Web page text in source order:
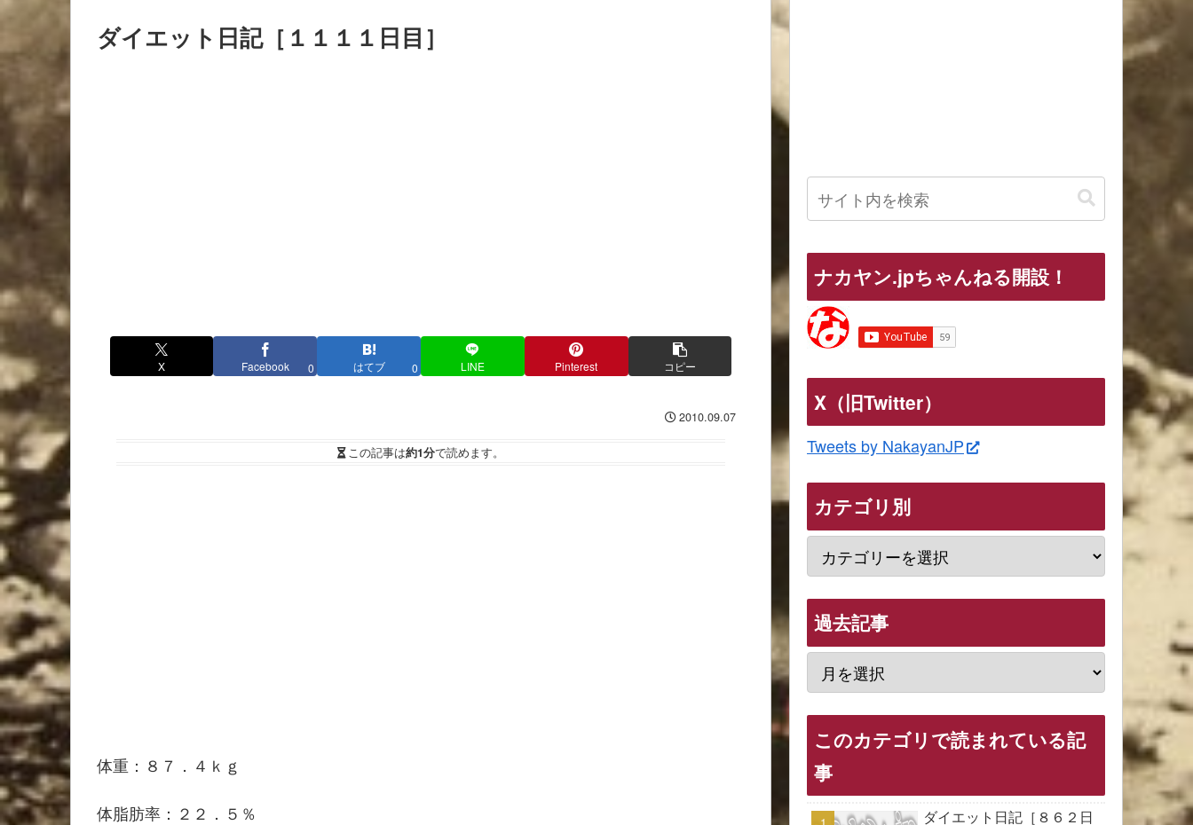
ダイエット日記［１１１１日目］
X Facebook 0 はてブ 0 LINE Pinterest コピー
2010.09.07
この記事は約1分で読めます。
体重：８７．４ｋｇ
体脂肪率：２２．５％
ナカヤン.jpちゃんねる開設！
X（旧Twitter）
Tweets by NakayanJP
カテゴリ別
過去記事
このカテゴリで読まれている記
事
ダイエット日記［８６２日